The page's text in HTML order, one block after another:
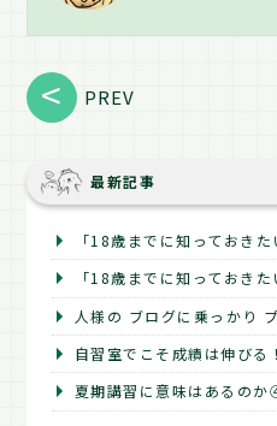
PREV
最新記事
「18歳までに知っておき
「18歳までに知っておき
人様の ブログに乗っかり
自習室でこそ成績は伸びる
夏期講習に意味はあるの